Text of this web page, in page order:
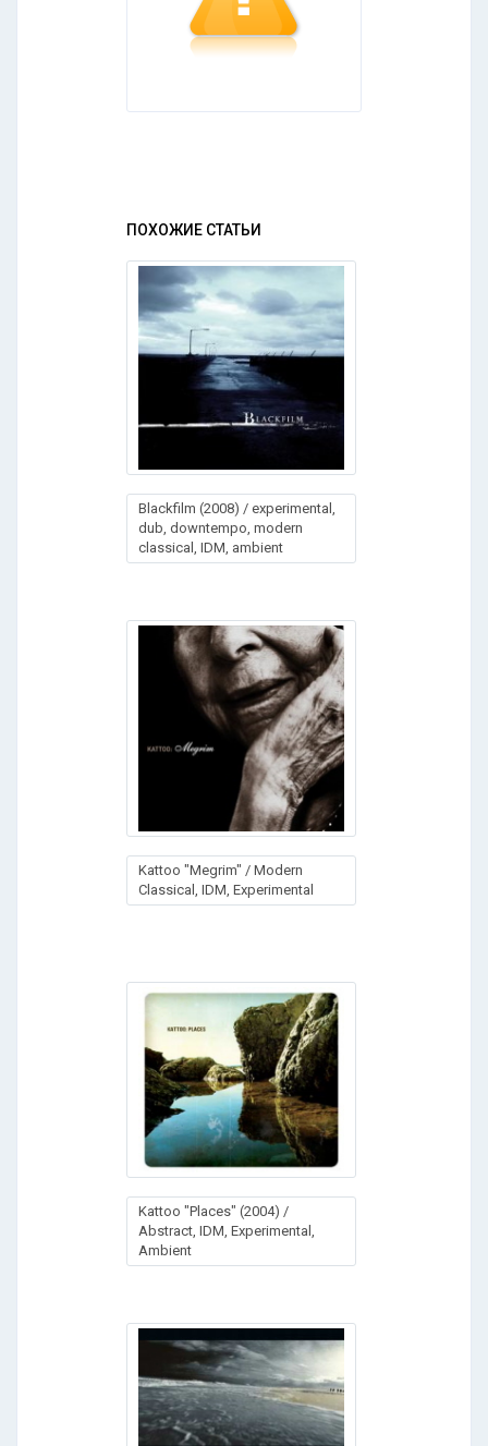
ПОХОЖИЕ СТАТЬИ
Blackfilm (2008) / experimental,
dub, downtempo, modern
classical, IDM, ambient
Kattoo "Megrim" / Modern
Classical, IDM, Experimental
Kattoo "Places" (2004) /
Abstract, IDM, Experimental,
Ambient